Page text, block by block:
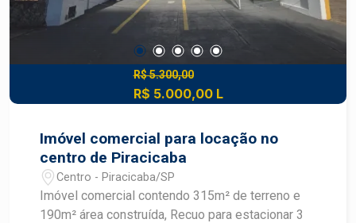
R$ 5.300,00
R$ 5.000,00 L
Imóvel comercial para locação no
centro de Piracicaba
Centro - Piracicaba/SP
Imóvel comercial contendo 315m² de terreno e
190m² área construída, Recuo para estacionar 3